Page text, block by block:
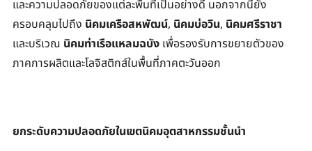
และความปลอดภัยของแต่ละพื้นที่เป็นอย่างดี นอกจากนี้ยัง
ครอบคลุมไปถึง นิคมเครือสหพัฒน์, นิคมบ่อวิน, นิคมศรีราชา
และบริเวณ นิคมท่าเรือแหลมฉบัง เพื่อรองรับการขยายตัวของ
ภาคการผลิตและโลจิสติกส์ในพื้นที่ภาคตะวันออก
ยกระดับความปลอดภัยในเขตนิคมอุตสาหกรรมชั้นนำ